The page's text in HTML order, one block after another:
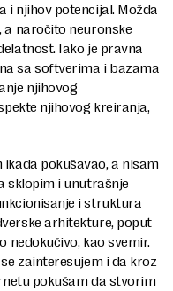
i njihov potencijal. Možda
naročito neuronske
Iako je pravna
sa softverima i bazama
njihovog
njihovog kreiranja,
pokušavao, a nisam
sklopim i unutrašnje
i struktura
arhitekture, poput
nedokučivo, kao svemir.
zainteresujem i da kroz
pokušam da stvorim